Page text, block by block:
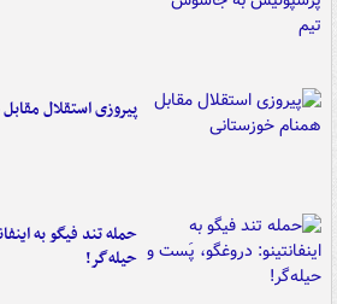
پیروزی استقلال
حمله تند فیگو به
حیله‌گر!